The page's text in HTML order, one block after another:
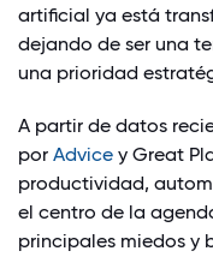
artificial ya está
dejando de ser una
una prioridad
A partir de datos
por Advice y Great
productividad,
el centro de la
principales miedos y